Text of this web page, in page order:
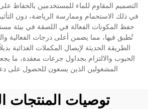
التصميم المقاوم للماء للمستخدمين بالحفاظ على
في ذلك الاستحمام وممارسة الرياضة، دون
حفظ المكونات الفعالة في اللصقة في بيئة
تُطبق فيها، مما يضمن أعلى درجات الفعالية
الطريقة الحديثة لإيصال المكملات الغذائية
الحبوب والالتزام بجداول جرعات معقدة، ما
المشغولين الذين يسعون للحصول على
توصيات المنتجات